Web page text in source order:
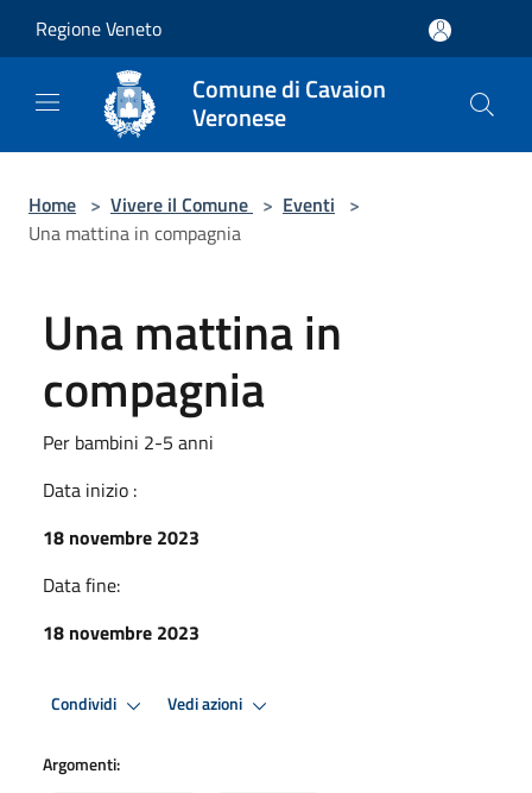
Regione Veneto
Comune di Cavaion
Veronese
Home > Vivere il Comune > Eventi >
Una mattina in compagnia
Una mattina in
compagnia
Per bambini 2-5 anni
Data inizio :
18 novembre 2023
Data fine:
18 novembre 2023
Condividi Vedi azioni
Argomenti: